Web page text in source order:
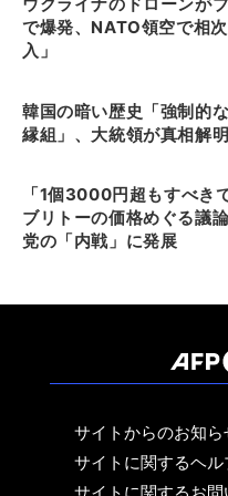
で爆発、NATO領空で相
入」
韓国の暗い歴史「強制的
縁組」、大統領が真相解
「1個3000円超もすべき
ブリトーの価格めぐる議
党の「内戦」に発展
サイトからのお知ら
サイトに関するヘル